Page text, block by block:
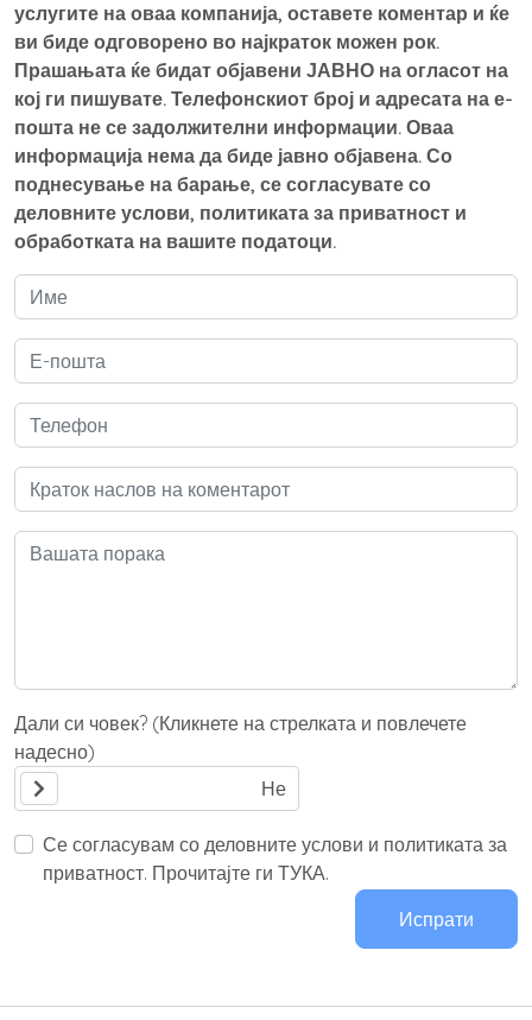
услугите на оваа компанија, оставете коментар и ќе
ви биде одговорено во најкраток можен рок.
Прашањата ќе бидат објавени ЈАВНО на огласот на
кој ги пишувате. Телефонскиот број и адресата на е-
пошта не се задолжителни информации. Оваа
информација нема да биде јавно објавена. Со
поднесување на барање, се согласувате со
деловните услови, политиката за приватност и
обработката на вашите податоци.
Дали си човек? (Кликнете на стрелката и повлечете
надесно)
Се согласувам со деловните услови и политиката за
приватност. Прочитајте ги ТУКА.
Испрати